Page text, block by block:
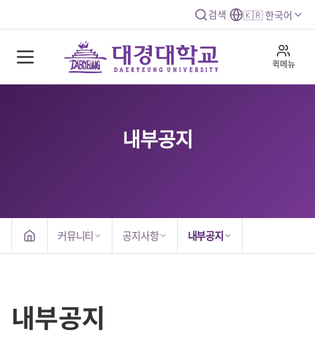
검색 🇰🇷 한국어
퀵메뉴
내부공지
커뮤니티 공지사항 내부공지
내부공지